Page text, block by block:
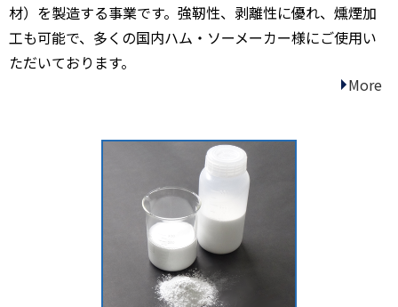
材）を製造する事業です。強靭性、剥離性に優れ、燻煙加
工も可能で、多くの国内ハム・ソーメーカー様にご使用い
ただいております。
More